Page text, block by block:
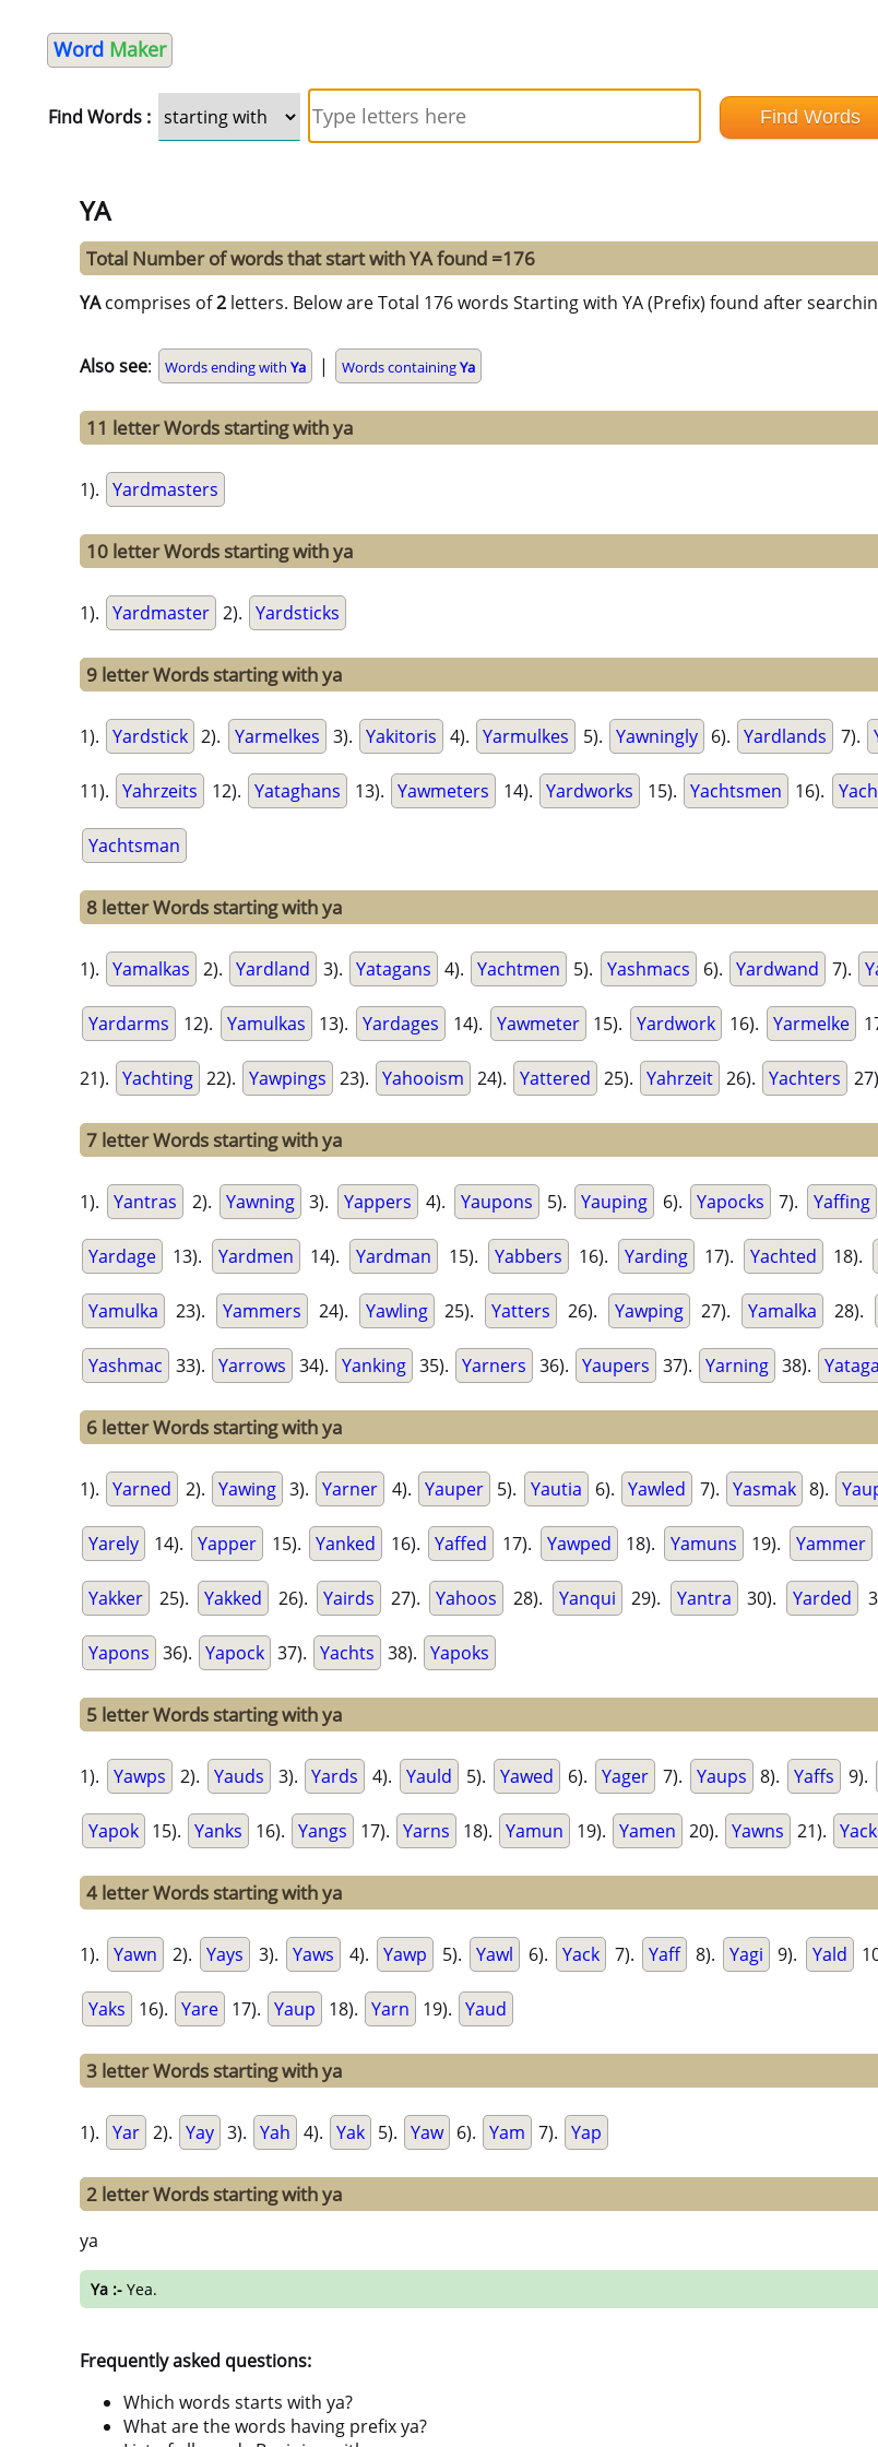
Word Maker
Find Words :
YA
Total Number of words that start with YA found =176
YAcomprises of2 letters. Below are Total 176 words Starting with YA (Prefix) found after
Also see: Words ending with Ya | Words containingYa
11 letter Words starting with ya
1). Yardmasters
10 letter Words starting with ya
1). Yardmaster 2). Yardsticks
9 letter Words starting with ya
1). Yardstick 2). Yarmelkes 3). Yakitoris 4). Yarmulkes 5). Yawningly 6). Yardlands 7).
11). Yahrzeits 12). Yataghans 13). Yawmeters 14). Yardworks 15). Yachtsmen 16).
Yachtsman
8 letter Words starting with ya
1). Yamalkas 2). Yardland 3). Yatagans 4). Yachtmen 5). Yashmacs 6). Yardwand 7).
Yardarms 12). Yamulkas 13). Yardages 14). Yawmeter 15). Yardwork 16). Yarmelke
21). Yachting 22). Yawpings 23). Yahooism 24). Yattered 25). Yahrzeit 26). Yachters
7 letter Words starting with ya
1). Yantras 2). Yawning 3). Yappers 4). Yaupons 5). Yauping 6). Yapocks 7). Yaffing
Yardage 13). Yardmen 14). Yardman 15). Yabbers 16). Yarding 17). Yachted 18).
Yamulka 23). Yammers 24). Yawling 25). Yatters 26). Yawping 27). Yamalka 28).
Yashmac 33). Yarrows 34). Yanking 35). Yarners 36). Yaupers 37). Yarning 38).
6 letter Words starting with ya
1). Yarned 2). Yawing 3). Yarner 4). Yauper 5). Yautia 6). Yawled 7). Yasmak 8).
Yarely 14). Yapper 15). Yanked 16). Yaffed 17). Yawped 18). Yamuns 19). Yammer
Yakker 25). Yakked 26). Yairds 27). Yahoos 28). Yanqui 29). Yantra 30). Yarded
Yapons 36). Yapock 37). Yachts 38). Yapoks
5 letter Words starting with ya
1). Yawps 2). Yauds 3). Yards 4). Yauld 5). Yawed 6). Yager 7). Yaups 8). Yaffs 9).
Yapok 15). Yanks 16). Yangs 17). Yarns 18). Yamun 19). Yamen 20). Yawns 21).
4 letter Words starting with ya
1). Yawn 2). Yays 3). Yaws 4). Yawp 5). Yawl 6). Yack 7). Yaff 8). Yagi 9). Yald
Yaks 16). Yare 17). Yaup 18). Yarn 19). Yaud
3 letter Words starting with ya
1). Yar 2). Yay 3). Yah 4). Yak 5). Yaw 6). Yam 7). Yap
2 letter Words starting with ya
ya
Ya :- Yea.
Frequently asked questions:
Which words starts with ya?
What are the words having prefix ya?